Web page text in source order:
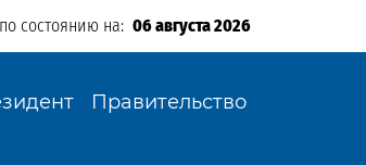
состоянию на: 06 августа 2026
Правительство